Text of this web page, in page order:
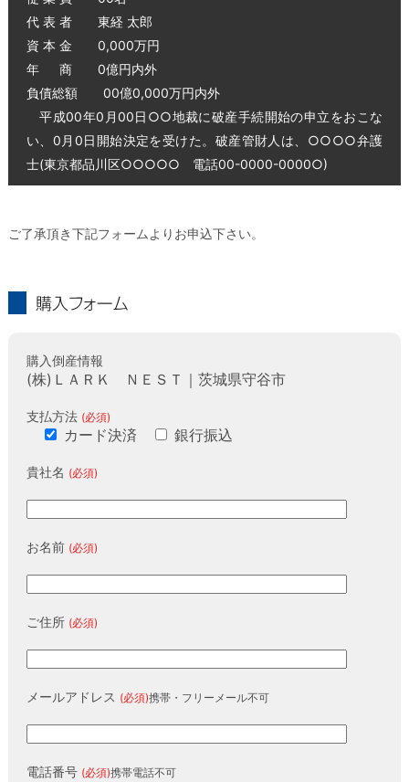
代 表 者 東経 太郎
資 本 金 0,000万円
年 商 0億円内外
負債総額 00億0,000万円内外
平成00年0月00日○○地裁に破産手続開始の申立をおこな
い、0月0日開始決定を受けた。破産管財人は、○○○○弁護
士(東京都品川区○○○○○ 電話00-0000-0000○)
ご了承頂き下記フォームよりお申込下さい。
購入倒産情報
(株)ＬＡＲＫ ＮＥＳＴ｜茨城県守谷市
支払方法 (必須)
カード決済 銀行振込
貴社名 (必須)
お名前 (必須)
ご住所 (必須)
メールアドレス (必須)携帯・フリーメール不可
電話番号 (必須)携帯電話不可